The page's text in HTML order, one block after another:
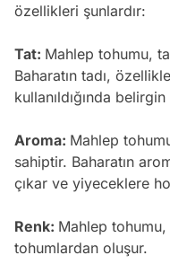
özellikleri şunlardır:
Tat: Mahlep tohumu,
Baharatın tadı,
kullanıldığında
Aroma: Mahlep
sahiptir. Baharatın
çıkar ve yiyeceklere
Renk: Mahlep
tohumlardan oluşur.